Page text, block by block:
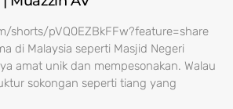
shorts/pVQ0EZBkFFw?feature=share
di Malaysia seperti Masjid Negeri
amat unik dan mempesonakan. Walau
sokongan seperti tiang yang